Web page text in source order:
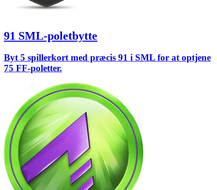
91 SML-poletbytte
Byt 5 spillerkort med præcis 91 i SML for at optjene
75 FF-poletter.